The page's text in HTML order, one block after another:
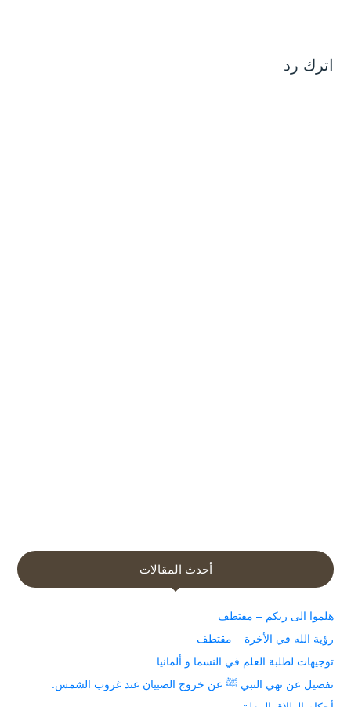
اترك رد
أحدث المقالات
هلموا الى ربكم – مقتطف
رؤية الله في الأخرة – مقتطف
توجيهات لطلبة العلم في النسما و ألمانيا
تفصيل عن نهي النبي ﷺ عن خروج الصبيان عند غروب الشمس.